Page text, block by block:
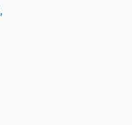
,